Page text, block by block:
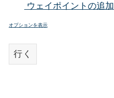
ウェイポイントの追加
オプションを表示